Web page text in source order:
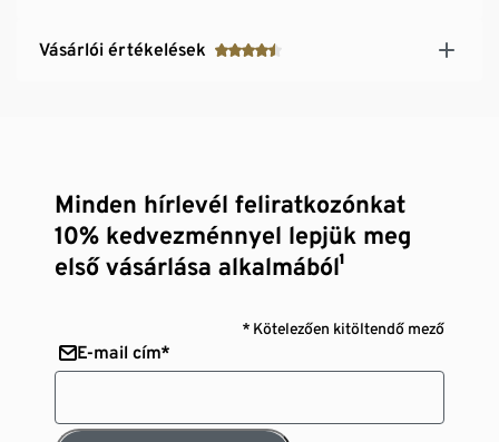
Vásárlói értékelések
Minden hírlevél feliratkozónkat
10% kedvezménnyel lepjük meg
első vásárlása alkalmából¹
* Kötelezően kitöltendő mező
E-mail cím*